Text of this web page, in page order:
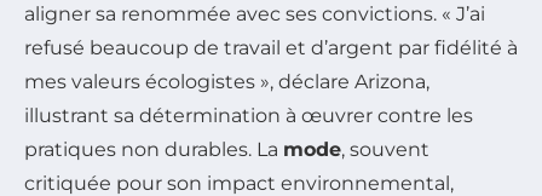
aligner sa renommée avec ses convictions. « J’ai
refusé beaucoup de travail et d’argent par fidélité à
mes valeurs écologistes », déclare Arizona,
illustrant sa détermination à œuvrer contre les
pratiques non durables. La mode, souvent
critiquée pour son impact environnemental,